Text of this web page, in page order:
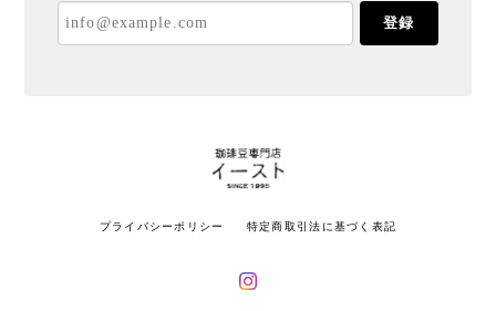
登録
プライバシーポリシー 特定商取引法に基づく表記